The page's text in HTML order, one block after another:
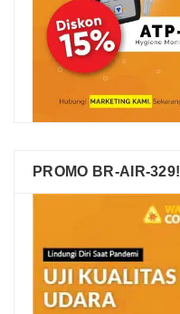
PROMO BR-AIR-329!